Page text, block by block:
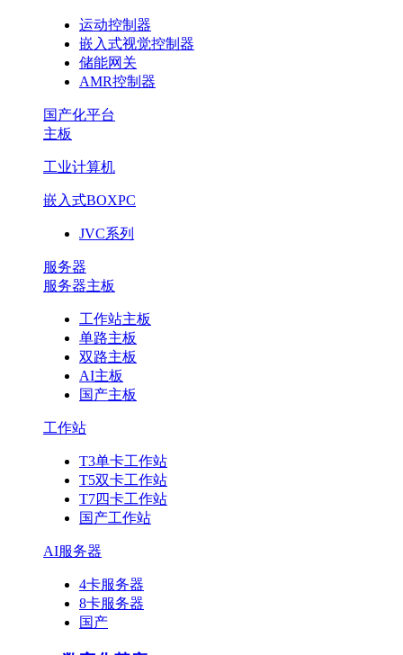
运动控制器
嵌入式视觉控制器
储能网关
AMR控制器
国产化平台
主板
工业计算机
嵌入式BOXPC
JVC系列
服务器
服务器主板
工作站主板
单路主板
双路主板
AI主板
国产主板
工作站
T3单卡工作站
T5双卡工作站
T7四卡工作站
国产工作站
AI服务器
4卡服务器
8卡服务器
国产